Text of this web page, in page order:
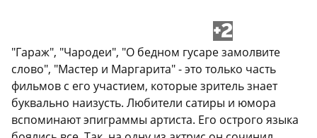
+2
"Гараж", "Чародеи", "О бедном гусаре замолвите
слово", "Мастер и Маргарита" - это только часть
фильмов с его участием, которые зритель знает
буквально наизусть. Любители сатиры и юмора
вспоминают эпиграммы артиста. Его острого языка